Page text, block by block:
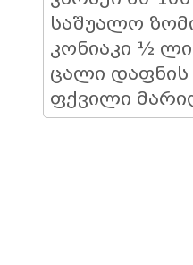
საშუალო
კონიაკი ½
ცალი
ფქვილი